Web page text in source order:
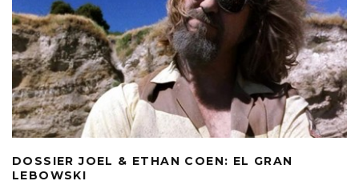
DOSSIER JOEL & ETHAN COEN: EL GRAN
LEBOWSKI